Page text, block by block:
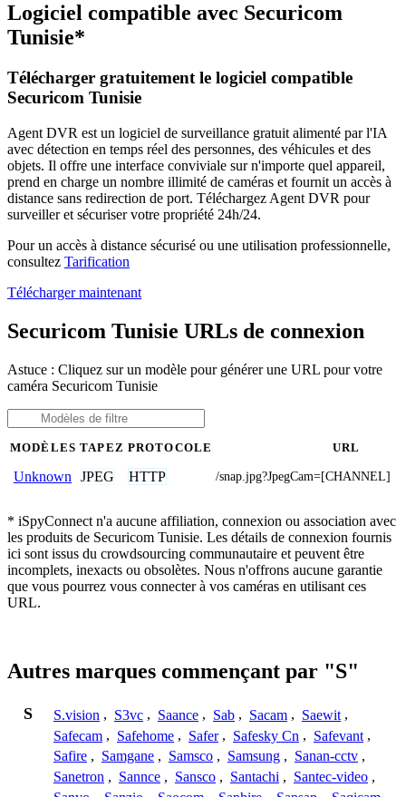
Logiciel compatible avec Securicom
Tunisie*
Télécharger gratuitement le logiciel compatible
Securicom Tunisie
Agent DVR est un logiciel de surveillance gratuit alimenté par l'IA
avec détection en temps réel des personnes, des véhicules et des
objets. Il offre une interface conviviale sur n'importe quel appareil,
prend en charge un nombre illimité de caméras et fournit un accès à
distance sans redirection de port. Téléchargez Agent DVR pour
surveiller et sécuriser votre propriété 24h/24.
Pour un accès à distance sécurisé ou une utilisation professionnelle,
consultez Tarification
Télécharger maintenant
Securicom Tunisie URLs de connexion
Astuce : Cliquez sur un modèle pour générer une URL pour votre
caméra Securicom Tunisie
MODÈLES TAPEZ PROTOCOLE URL
Unknown JPEG HTTP /snap.jpg?JpegCam=[CHANNEL]
* iSpyConnect n'a aucune affiliation, connexion ou association avec
les produits de Securicom Tunisie. Les détails de connexion fournis
ici sont issus du crowdsourcing communautaire et peuvent être
incomplets, inexacts ou obsolètes. Nous n'offrons aucune garantie
que vous pourrez vous connecter à vos caméras en utilisant ces
URL.
Autres marques commençant par "S"
S S.vision , S3vc , Saance , Sab , Sacam , Saewit ,
Safecam , Safehome , Safer , Safesky Cn , Safevant ,
Safire , Samgane , Samsco , Samsung , Sanan-cctv ,
Sanetron , Sannce , Sansco , Santachi , Santec-video ,